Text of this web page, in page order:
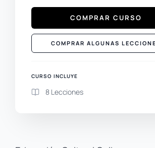
COMPRAR CURSO
COMPRAR ALGUNAS
CURSO INCLUYE
8 Lecciones